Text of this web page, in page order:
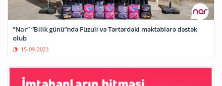
“Nar” “Bilik günü”ndə Füzuli və Tərtərdəki məktəblərə dəstək
olub
15-09-2023